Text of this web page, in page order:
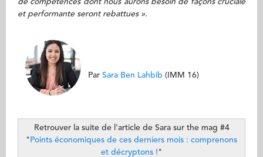
de compétences dont nous aurons besoin de façons cruciale
et performante seront rebattues ».
Par Sara Ben Lahbib (IMM 16)
Retrouver la suite de l'article de Sara sur the mag #4
" Points économiques de ces derniers mois : comprenons
et décryptons ! "